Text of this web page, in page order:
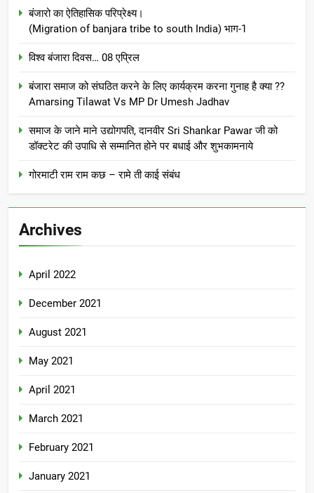
बंजारो का ऐतिहासिक परिप्रेक्ष्य।
(Migration of banjara tribe to south India) भाग-1
विश्व बंजारा दिवस… 08 एप्रिल
बंजारा समाज को संघठित करने के लिए कार्यक्रम करना गुनाह है क्या ??
Amarsing Tilawat Vs MP Dr Umesh Jadhav
समाज के जाने माने उद्योगपति, दानवीर Sri Shankar Pawar जी को
डॉक्टरेट की उपाधि से सम्मानित होने पर बधाई और शुभकामनाये
गोरमाटी राम राम कछ – रामे ती काई संबंध
Archives
April 2022
December 2021
August 2021
May 2021
April 2021
March 2021
February 2021
January 2021